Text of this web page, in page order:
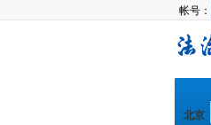
帐号：